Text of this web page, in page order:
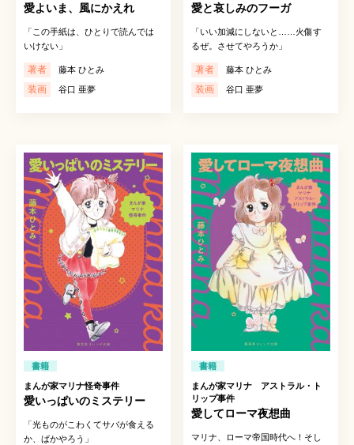
愛よいま、風にかえれ
「この手紙は、ひとりで読んでは
いけない」
著者 藤本 ひとみ
装画 谷口 亜夢
愛と哀しみのフーガ
「いい加減にしないと……火傷す
るぜ。させてやろうか」
著者 藤本 ひとみ
装画 谷口 亜夢
書籍
まんが家マリナ怪奇事件
愛いっぱいのミステリー
「光ものがこわくてサバが食える
か、ばかやろう」
書籍
まんが家マリナ アストラル・ト
リップ事件
愛してローマ夜想曲
マリナ、ローマ帝国時代へ！そし